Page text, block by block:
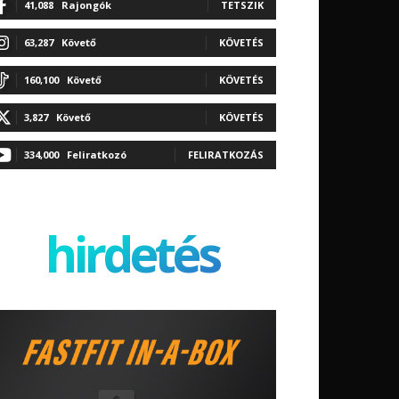
41,088 Rajongók TETSZIK
63,287 Követő KÖVETÉS
160,100 Követő KÖVETÉS
3,827 Követő KÖVETÉS
334,000 Feliratkozó FELIRATKOZÁS
hirdetés